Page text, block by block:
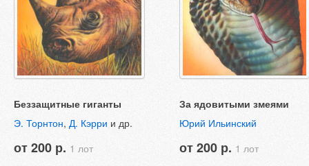
Беззащитные гиганты
Э. Торнтон, Д. Кэрри и др.
от 200 р. 1 лот
За ядовитыми змеями
Юрий Ильинский
от 200 р. 1 лот